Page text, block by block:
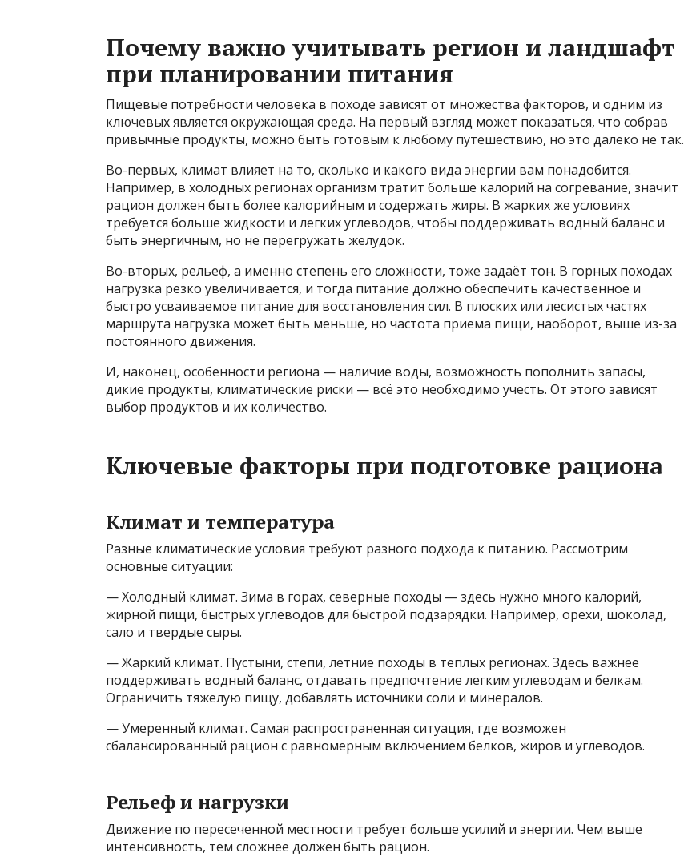
Почему важно учитывать регион и ландшафт
при планировании питания
Пищевые потребности человека в походе зависят от множества факторов, и одним из
ключевых является окружающая среда. На первый взгляд может показаться, что собрав
привычные продукты, можно быть готовым к любому путешествию, но это далеко не так.
Во-первых, климат влияет на то, сколько и какого вида энергии вам понадобится.
Например, в холодных регионах организм тратит больше калорий на согревание, значит
рацион должен быть более калорийным и содержать жиры. В жарких же условиях
требуется больше жидкости и легких углеводов, чтобы поддерживать водный баланс и
быть энергичным, но не перегружать желудок.
Во-вторых, рельеф, а именно степень его сложности, тоже задаёт тон. В горных походах
нагрузка резко увеличивается, и тогда питание должно обеспечить качественное и
быстро усваиваемое питание для восстановления сил. В плоских или лесистых частях
маршрута нагрузка может быть меньше, но частота приема пищи, наоборот, выше из-за
постоянного движения.
И, наконец, особенности региона — наличие воды, возможность пополнить запасы,
дикие продукты, климатические риски — всё это необходимо учесть. От этого зависят
выбор продуктов и их количество.
Ключевые факторы при подготовке рациона
Климат и температура
Разные климатические условия требуют разного подхода к питанию. Рассмотрим
основные ситуации:
— Холодный климат. Зима в горах, северные походы — здесь нужно много калорий,
жирной пищи, быстрых углеводов для быстрой подзарядки. Например, орехи, шоколад,
сало и твердые сыры.
— Жаркий климат. Пустыни, степи, летние походы в теплых регионах. Здесь важнее
поддерживать водный баланс, отдавать предпочтение легким углеводам и белкам.
Ограничить тяжелую пищу, добавлять источники соли и минералов.
— Умеренный климат. Самая распространенная ситуация, где возможен
сбалансированный рацион с равномерным включением белков, жиров и углеводов.
Рельеф и нагрузки
Движение по пересеченной местности требует больше усилий и энергии. Чем выше
интенсивность, тем сложнее должен быть рацион.